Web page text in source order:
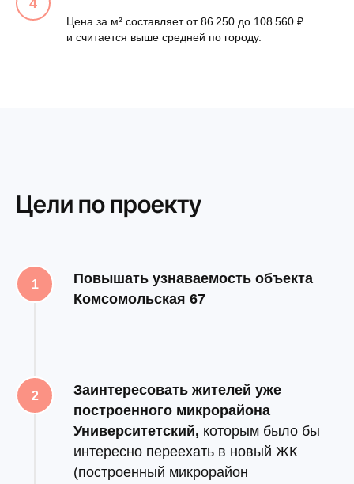
Цена за м² составляет от 86 250 до 108 560 ₽
и считается выше средней по городу.
Цели по проекту
Повышать узнаваемость объекта
Комсомольская 67
Заинтересовать жителей уже
построенного микрорайона
Университетский, которым было бы
интересно переехать в новый ЖК
(построенный микрорайон